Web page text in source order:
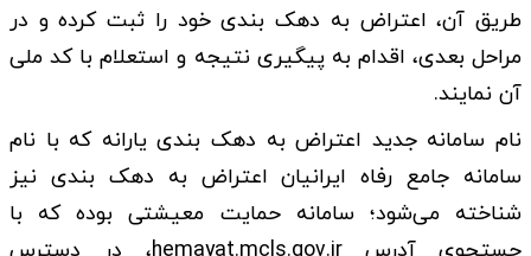
طریق آن، اعتراض به دهک بندی خود را ثبت کرده و در
مراحل بعدی، اقدام به پیگیری نتیجه و استعلام با کد ملی
آن نمایند.
نام سامانه جدید اعتراض به دهک بندی یارانه که با نام
سامانه جامع رفاه ایرانیان اعتراض به دهک بندی نیز
شناخته می‌شود؛ سامانه حمایت معیشتی بوده که با